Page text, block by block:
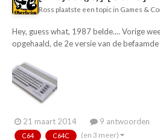
Ross plaatste een topic in Games &
Hey, guess what, 1987 belde.... Vorige
opgehaald, de 2e versie van de
Mijn plan is als volgt: Revisie (alle
hedendaagse equivalenten) Upgraden,...
21 maart 2014 9 antwoorden
C64 C64C (en 3 meer)